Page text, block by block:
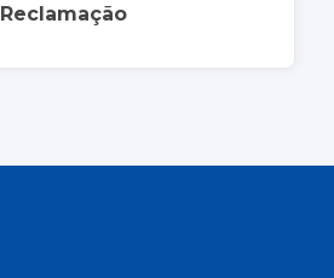
Reclamação